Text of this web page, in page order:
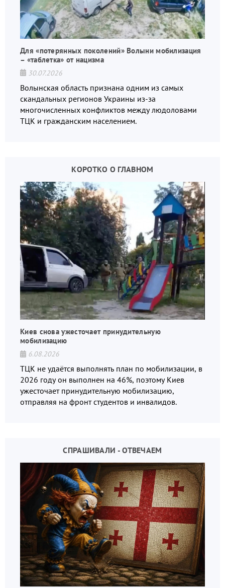
Для «потерянных поколений» Волыни мобилизация
– «таблетка» от нацизма
30.07.2026
Волынская область признана одним из самых
скандальных регионов Украины из-за
многочисленных конфликтов между людоловами
ТЦК и гражданским населением.
КОРОТКО О ГЛАВНОМ
Киев снова ужесточает принудительную
мобилизацию
6.08.2026
ТЦК не удаётся выполнять план по мобилизации, в
2026 году он выполнен на 46%, поэтому Киев
ужесточает принудительную мобилизацию,
отправляя на фронт студентов и инвалидов.
СПРАШИВАЛИ - ОТВЕЧАЕМ